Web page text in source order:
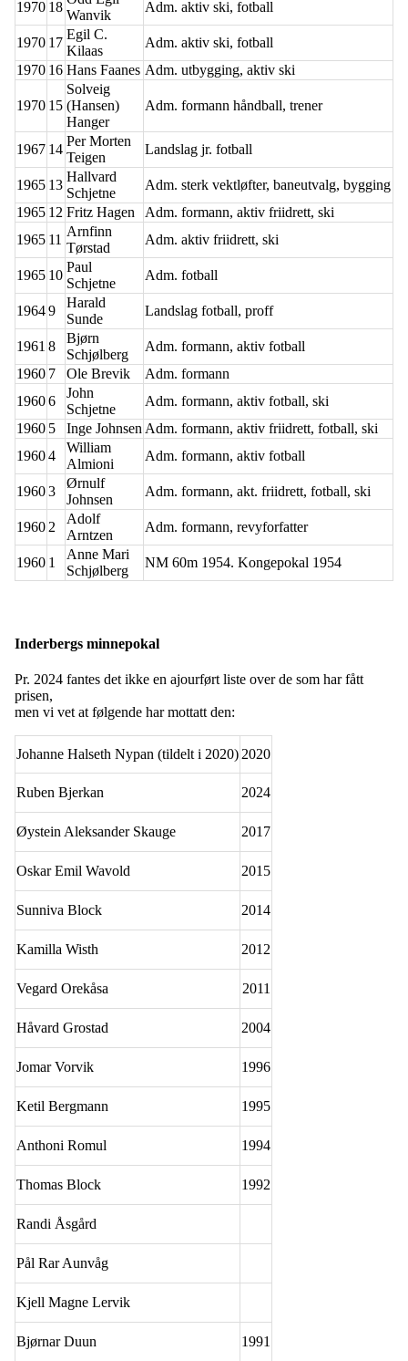
1970 18
Wanvik
Adm. aktiv ski, fotball
1970 17
Egil C.
Kilaas
Adm. aktiv ski, fotball
1970 16 Hans Faanes Adm. utbygging, aktiv ski
1970 15
Solveig
(Hansen)
Hanger
Adm. formann håndball, trener
1967 14
Per Morten
Teigen
Landslag jr. fotball
1965 13
Hallvard
Schjetne
Adm. sterk vektløfter, baneutvalg, bygging
1965 12 Fritz Hagen
Adm. formann, aktiv friidrett, ski
1965 11
Arnfinn
Tørstad
Adm. aktiv friidrett, ski
1965 10
Paul
Schjetne
Adm. fotball
19649
Harald
Sunde
Landslag fotball, proff
1961 8
Bjørn
Schjølberg
Adm. formann, aktiv fotball
1960 7 Ole Brevik
Adm. formann
19606
John
Schjetne
Adm. formann, aktiv fotball, ski
1960 5 Inge Johnsen Adm. formann, aktiv friidrett, fotball, ski
19604
William
Almioni
Adm. formann, aktiv fotball
19603
Ørnulf
Johnsen
Adm. formann, akt. friidrett, fotball, ski
1960 2
Adolf
Arntzen
Adm. formann, revyforfatter
1960 1
Anne Mari
Schjølberg
NM 60m 1954. Kongepokal 1954
Inderbergs minnepokal
Pr. 2024 fantes det ikke en ajourført liste over de som har fått
prisen,
men vi vet at følgende har mottatt den:
Johanne Halseth Nypan (tildelt i 2020)2020
Ruben Bjerkan 2024
Øystein Aleksander Skauge 2017
Oskar Emil Wavold 2015
Sunniva Block 2014
Kamilla Wisth 2012
Vegard Orekåsa 2011
Håvard Grostad 2004
Jomar Vorvik 1996
Ketil Bergmann 1995
Anthoni Romul 1994
Thomas Block 1992
Randi Åsgård
Pål Rar Aunvåg
Kjell Magne Lervik
Bjørnar Duun 1991